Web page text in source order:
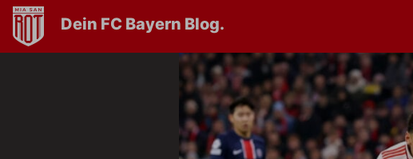
Dein FC Bayern Blog.